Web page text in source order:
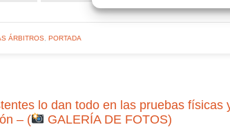
ÁRBITROS, PORTADA
lo dan todo en las pruebas físicas
– (
GALERÍA DE FOTOS)